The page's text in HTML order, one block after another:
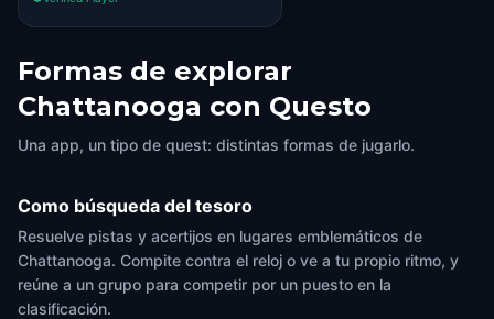
Formas de explorar
Chattanooga con Questo
Una app, un tipo de quest: distintas formas de jugarlo.
Como búsqueda del tesoro
Resuelve pistas y acertijos en lugares emblemáticos de
Chattanooga. Compite contra el reloj o ve a tu propio ritmo, y
reúne a un grupo para competir por un puesto en la
clasificación.